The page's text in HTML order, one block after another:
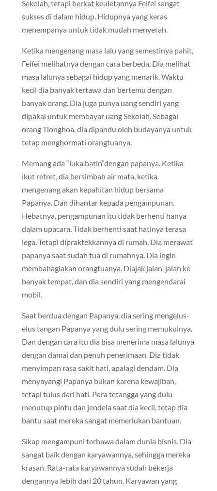
Sekolah, tetapi berkat keuletannya Feifei sangat
sukses di dalam hidup. Hidupnya yang keras
menempanya untuk tidak mudah menyerah.
Ketika mengenang masa lalu yang semestinya pahit,
Feifei melihatnya dengan cara berbeda. Dia melihat
masa lalunya sebagai hidup yang menarik. Waktu
kecil dia banyak tertawa dan bertemu dengan
banyak orang. Dia juga punya uang sendiri yang
dipakai untuk membayar uang Sekolah. Sebagai
orang Tionghoa, dia dipandu oleh budayanya untuk
tetap menghormati orangtuanya.
Memang ada “luka batin”dengan papanya. Ketika
ikut retret, dia bersimbah air mata, ketika
mengenang akan kepahitan hidup bersama
Papanya. Dan dihantar kepada pengampunan.
Hebatnya, pengampunan itu tidak berhenti hanya
dalam upacara. Tidak berhenti saat hatinya terasa
lega. Tetapi dipraktekkannya di rumah. Dia merawat
papanya saat sudah tua di rumahnya. Dia ingin
membahagiakan orangtuanya. Diajak jalan-jalan ke
banyak tempat, dan dia sendiri yang mengendarai
mobil.
Saat berdua dengan Papanya, dia sering mengelus-
elus tangan Papanya yang dulu sering memukulnya.
Dan dengan cara itu dia bisa menerima masa lalunya
dengan damai dan penuh penerimaan. Dia tidak
menyimpan rasa sakit hati, apalagi dendam. Dia
menyayangi Papanya bukan karena kewajiban,
tetapi tulus dari hati. Para tetangga yang dulu
menutup pintu dan jendela saat dia kecil, tetap dia
bantu saat mereka sangat memerlukan bantuan.
Sikap mengampuni terbawa dalam dunia bisnis. Dia
sangat baik dengan karyawannya, sehingga mereka
krasan. Rata-rata karyawannya sudah bekerja
dengannya lebih dari 20 tahun. Karyawan yang